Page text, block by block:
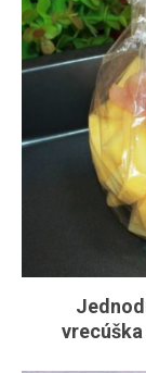
vrecúška